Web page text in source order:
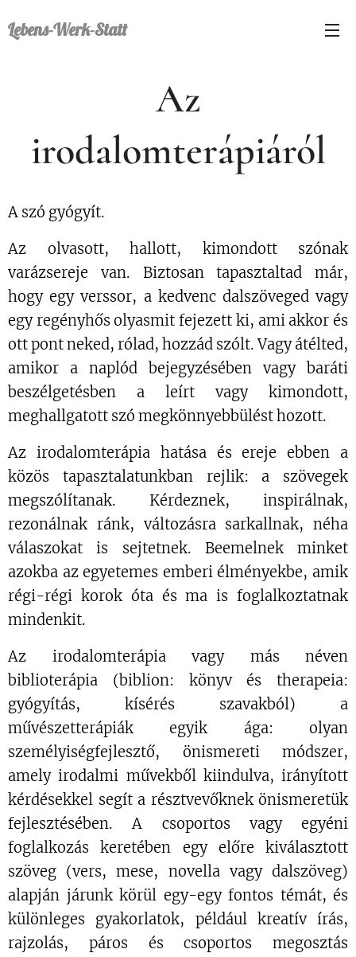
Lebens-Werk-Statt
Az
irodalomterápiáról
A szó gyógyít.
Az olvasott, hallott, kimondott szónak
varázsereje van. Biztosan tapasztaltad már,
hogy egy verssor, a kedvenc dalszöveged vagy
egy regényhős olyasmit fejezett ki, ami akkor és
ott pont neked, rólad, hozzád szólt. Vagy átélted,
amikor a naplód bejegyzésében vagy baráti
beszélgetésben a leírt vagy kimondott,
meghallgatott szó megkönnyebbülést hozott.
Az irodalomterápia hatása és ereje ebben a
közös tapasztalatunkban rejlik: a szövegek
megszólítanak. Kérdeznek, inspirálnak,
rezonálnak ránk, változásra sarkallnak, néha
válaszokat is sejtetnek. Beemelnek minket
azokba az egyetemes emberi élményekbe, amik
régi-régi korok óta és ma is foglalkoztatnak
mindenkit.
Az irodalomterápia vagy más néven
biblioterápia (biblion: könyv és therapeia:
gyógyítás, kísérés szavakból) a
művészetterápiák egyik ága: olyan
személyiségfejlesztő, önismereti módszer,
amely irodalmi művekből kiindulva, irányított
kérdésekkel segít a résztvevőknek önismeretük
fejlesztésében. A csoportos vagy egyéni
foglalkozás keretében egy előre kiválasztott
szöveg (vers, mese, novella vagy dalszöveg)
alapján járunk körül egy-egy fontos témát, és
különleges gyakorlatok, például kreatív írás,
rajzolás, páros és csoportos megosztás